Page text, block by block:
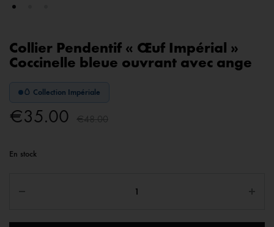
Collier Pendentif « Œuf Impérial »
Coccinelle bleue ouvrant avec ange
🥚 Collection Impériale
€35.00 €48.00
En stock